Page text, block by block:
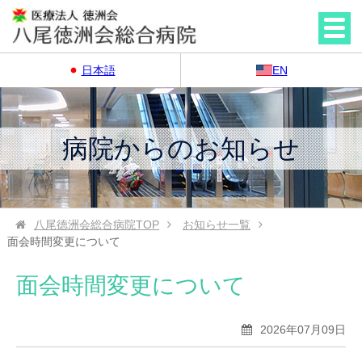
日本語 EN
病院からのお知らせ
八尾徳洲会総合病院TOP
お知らせ一覧
面会時間変更について
面会時間変更について
2026年07月09日